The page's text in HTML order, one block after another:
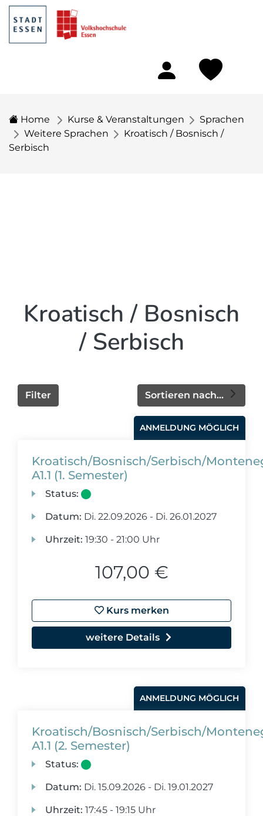
Home Kurse & Veranstaltungen
Sprachen
Weitere Sprachen
Kroatisch / Bosnisch /
Serbisch
Kroatisch / Bosnisch
/ Serbisch
Sortieren nach...
Filter
ANMELDUNG MÖGLICH
Kroatisch/Bosnisch/Serbisch/
A1.1 (1. Semester)
Status:
Datum: Di. 22.09.2026 - Di. 26.01.2027
Uhrzeit: 19:30 - 21:00 Uhr
107,00 €
Kurs merken
weitere Details
ANMELDUNG MÖGLICH
Kroatisch/Bosnisch/Serbisch/
A1.1 (2. Semester)
Status:
Datum: Di. 15.09.2026 - Di. 19.01.2027
Uhrzeit: 17:45 - 19:15 Uhr